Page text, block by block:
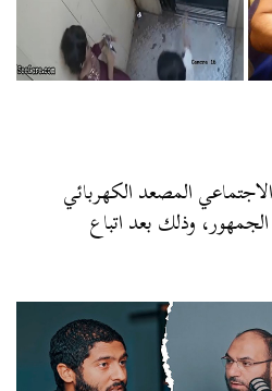
المصعد الكهربائي
وذلك بعد اتباع